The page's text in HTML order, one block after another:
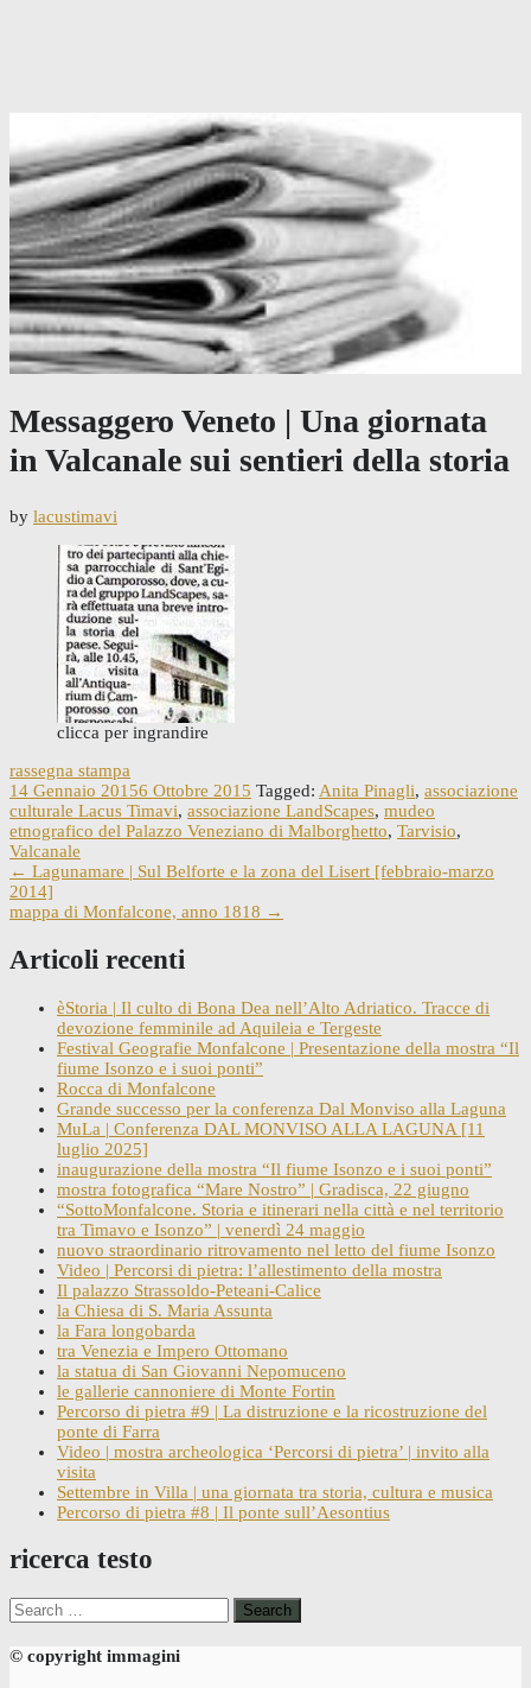
Messaggero Veneto | Una giornata
in Valcanale sui sentieri della storia
by lacustimavi
clicca per ingrandire
rassegna stampa
14 Gennaio 20156 Ottobre 2015 Tagged: Anita Pinagli, associazione
culturale Lacus Timavi, associazione LandScapes, mudeo
etnografico del Palazzo Veneziano di Malborghetto, Tarvisio,
Valcanale
Post
navigation
← Lagunamare | Sul Belforte e la zona del Lisert [febbraio-marzo
2014]
mappa di Monfalcone, anno 1818 →
Articoli recenti
èStoria | Il culto di Bona Dea nell’Alto Adriatico. Tracce di
devozione femminile ad Aquileia e Tergeste
Festival Geografie Monfalcone | Presentazione della mostra “Il
fiume Isonzo e i suoi ponti”
Rocca di Monfalcone
Grande successo per la conferenza Dal Monviso alla Laguna
MuLa | Conferenza DAL MONVISO ALLA LAGUNA [11
luglio 2025]
inaugurazione della mostra “Il fiume Isonzo e i suoi ponti”
mostra fotografica “Mare Nostro” | Gradisca, 22 giugno
“SottoMonfalcone. Storia e itinerari nella città e nel territorio
tra Timavo e Isonzo” | venerdì 24 maggio
nuovo straordinario ritrovamento nel letto del fiume Isonzo
Video | Percorsi di pietra: l’allestimento della mostra
Il palazzo Strassoldo-Peteani-Calice
la Chiesa di S. Maria Assunta
la Fara longobarda
tra Venezia e Impero Ottomano
la statua di San Giovanni Nepomuceno
le gallerie cannoniere di Monte Fortin
Percorso di pietra #9 | La distruzione e la ricostruzione del
ponte di Farra
Video | mostra archeologica ‘Percorsi di pietra’ | invito alla
visita
Settembre in Villa | una giornata tra storia, cultura e musica
Percorso di pietra #8 | Il ponte sull’Aesontius
ricerca testo
Search
for:
© copyright immagini